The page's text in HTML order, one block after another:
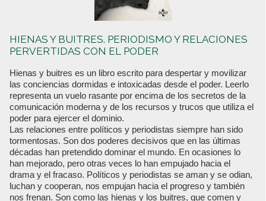
HIENAS Y BUITRES. PERIODISMO Y RELACIONES
PERVERTIDAS CON EL PODER
Hienas y buitres es un libro escrito para despertar y movilizar
las conciencias dormidas e intoxicadas desde el poder. Leerlo
representa un vuelo rasante por encima de los secretos de la
comunicación moderna y de los recursos y trucos que utiliza el
poder para ejercer el dominio.
Las relaciones entre políticos y periodistas siempre han sido
tormentosas. Son dos poderes decisivos que en las últimas
décadas han pretendido dominar el mundo. En ocasiones lo
han mejorado, pero otras veces lo han empujado hacia el
drama y el fracaso. Políticos y periodistas se aman y se odian,
luchan y cooperan, nos empujan hacia el progreso y también
nos frenan. Son como las hienas y los buitres, que comen y